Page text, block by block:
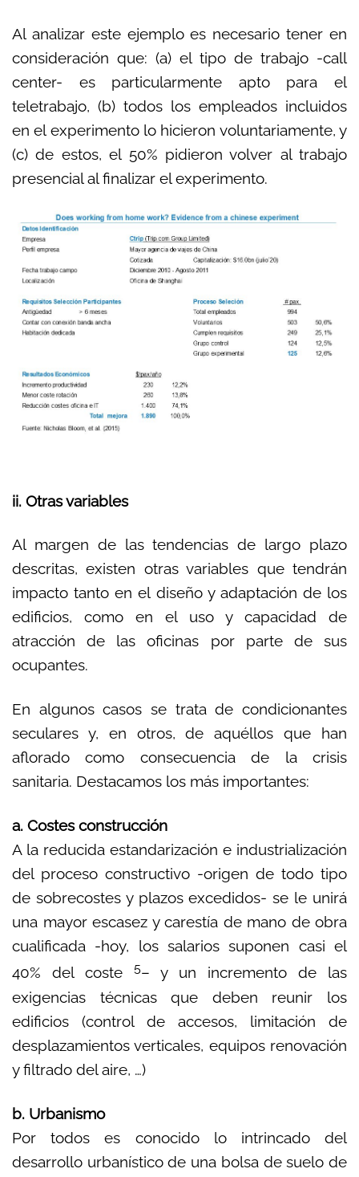
Al analizar este ejemplo es necesario tener en
consideración que: (a) el tipo de trabajo -call
center- es particularmente apto para el
teletrabajo, (b) todos los empleados incluidos
en el experimento lo hicieron voluntariamente, y
(c) de estos, el 50% pidieron volver al trabajo
presencial al finalizar el experimento.
ii. Otras variables
Al margen de las tendencias de largo plazo
descritas, existen otras variables que tendrán
impacto tanto en el diseño y adaptación de los
edificios, como en el uso y capacidad de
atracción de las oficinas por parte de sus
ocupantes.
En algunos casos se trata de condicionantes
seculares y, en otros, de aquéllos que han
aflorado como consecuencia de la crisis
sanitaria. Destacamos los más importantes:
a. Costes construcción
A la reducida estandarización e industrialización
del proceso constructivo -origen de todo tipo
de sobrecostes y plazos excedidos- se le unirá
una mayor escasez y carestía de mano de obra
cualificada -hoy, los salarios suponen casi el
40% del coste 5– y un incremento de las
exigencias técnicas que deben reunir los
edificios (control de accesos, limitación de
desplazamientos verticales, equipos renovación
y filtrado del aire, …)
b. Urbanismo
Por todos es conocido lo intrincado del
desarrollo urbanístico de una bolsa de suelo de